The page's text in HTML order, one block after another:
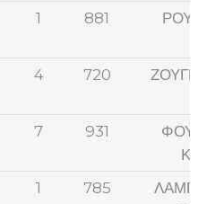
1 881
4 720
7 931
1 785